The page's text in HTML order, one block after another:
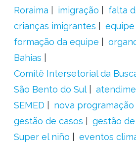
Roraima
imigração
falta
crianças imigrantes
equipe
formação da equipe
Bahias
Comitê Intersetorial da
São Bento do Sul
SEMED
nova programação
gestão de casos
gestão
Super el niño
eventos